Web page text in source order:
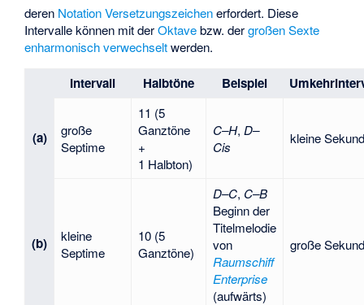
deren Notation Versetzungszeichenerfordert. Diese
Intervalle können mit derOktavebzw. dergroßen Sexte
enharmonisch verwechseltwerden.
Intervall Halbtöne Beispiel
(a)
große
Septime
11 (5
Ganztöne
+
1 Halbton)
C–H, D–
Cis
kleine
(b)
kleine
Septime
10 (5
Ganztöne)
D–C, C–B
Beginn der
Titelmelodie
von
Raumschiff
Enterprise
(aufwärts)
große